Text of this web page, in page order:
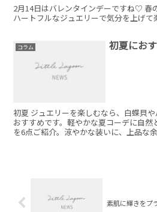
2月14日はバレンタインデーですね♡ 春
ハートフルなジュエリーで気分を上げて
コラム 初夏にお
初夏 ジュエリーを楽しむなら、白蝶貝
おすすめです。軽やかな夏コーデに自
を6点ご紹介。涼やかな装いに、上品な
素肌に輝きをプ